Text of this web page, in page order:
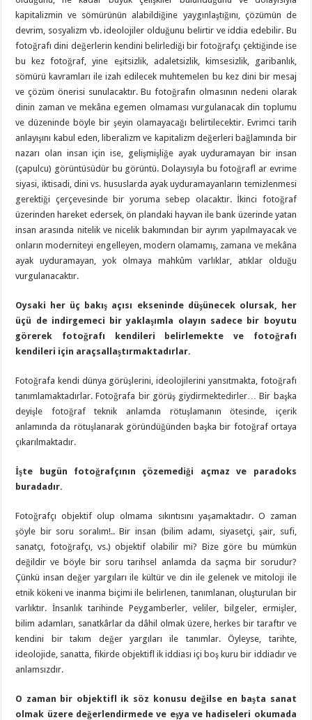
kapitalizmin ve sömürünün alabildiğine yaygınlaştığını, çözümün de
devrim, sosyalizm vb. ideolojiler olduğunu belirtir ve iddia edebilir. Bu
fotoğrafı dini değerlerin kendini belirlediği bir fotoğrafçı çektiğinde ise
bu kez fotoğraf, yine eşitsizlik, adaletsizlik, kimsesizlik, garibanlık,
sömürü kavramları ile izah edilecek muhtemelen bu kez dini bir mesaj
ve çözüm önerisi sunulacaktır. Bu fotoğrafın olmasının nedeni olarak
dinin zaman ve mekâna egemen olmaması vurgulanacak din toplumu
ve düzeninde böyle bir şeyin olamayacağı belirtilecektir. Evrimci tarih
anlayışını kabul eden, liberalizm ve kapitalizm değerleri bağlamında bir
nazarı olan insan için ise, gelişmişliğe ayak uyduramayan bir insan
(çapulcu) görüntüsüdür bu görüntü. Dolayısıyla bu fotoğrafl ar evrime
siyasi, iktisadi, dini vs. hususlarda ayak uyduramayanların temizlenmesi
gerektiği çerçevesinde bir yoruma sebep olacaktır. İkinci fotoğraf
üzerinden hareket edersek, ön plandaki hayvan ile bank üzerinde yatan
insan arasında nitelik ve nicelik bakımından bir ayrım yapılmayacak ve
onların moderniteyi engelleyen, modern olamamış, zamana ve mekâna
ayak uyduramayan, yok olmaya mahkûm varlıklar, atıklar olduğu
vurgulanacaktır.
Oysaki her üç bakış açısı ekseninde düşünecek olursak, her
üçü de indirgemeci bir yaklaşımla olayın sadece bir boyutu
görerek fotoğrafı kendileri belirlemekte ve fotoğrafı
kendileri için araçsallaştırmaktadırlar.
Fotoğrafa kendi dünya görüşlerini, ideolojilerini yansıtmakta, fotoğrafı
tanımlamaktadırlar. Fotoğrafa bir görüş giydirmektedirler… Bir başka
deyişle fotoğraf teknik anlamda rötuşlamanın ötesinde, içerik
anlamında da rötuşlanarak göründüğünden başka bir fotoğraf ortaya
çıkarılmaktadır.
İşte bugün fotoğrafçının çözemediği açmaz ve paradoks
buradadır.
Fotoğrafçı objektif olup olmama sıkıntısını yaşamaktadır. O zaman
şöyle bir soru soralım!.. Bir insan (bilim adamı, siyasetçi, şair, sufi,
sanatçı, fotoğrafçı, vs.) objektif olabilir mi? Bize göre bu mümkün
değildir ve böyle bir soru tarihsel anlamda da saçma bir sorudur?
Çünkü insan değer yargıları ile kültür ve din ile gelenek ve mitoloji ile
etnik kökeni ve inanma biçimi ile belirlenen, tanımlanan, oluşturulan bir
varlıktır. İnsanlık tarihinde Peygamberler, veliler, bilgeler, ermişler,
bilim adamları, sanatkârlar da dâhil olmak üzere, herkes bir taraftır ve
kendini bir takım değer yargıları ile tanımlar. Öyleyse, tarihte,
ideolojide, sanatta, fikirde objektifl ik iddiası içi boş kuru bir iddiadır ve
anlamsızdır.
O zaman bir objektifl ik söz konusu değilse en başta sanat
olmak üzere değerlendirmede ve eşya ve hadiseleri okumada